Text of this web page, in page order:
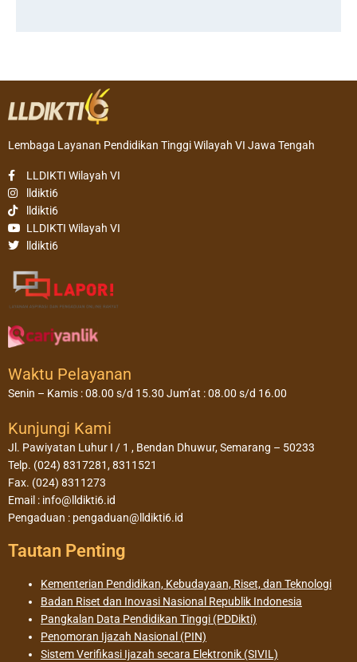
Lembaga Layanan Pendidikan Tinggi Wilayah VI Jawa Tengah
LLDIKTI Wilayah VI
lldikti6
lldikti6
LLDIKTI Wilayah VI
lldikti6
Waktu Pelayanan
Senin – Kamis : 08.00 s/d 15.30 Jum’at : 08.00 s/d 16.00
Kunjungi Kami
Jl. Pawiyatan Luhur I / 1 , Bendan Dhuwur, Semarang – 50233
Telp. (024) 8317281, 8311521
Fax. (024) 8311273
Email : info@lldikti6.id
Pengaduan : pengaduan@lldikti6.id
Tautan Penting
Kementerian Pendidikan, Kebudayaan, Riset, dan Teknologi
Badan Riset dan Inovasi Nasional Republik Indonesia
Pangkalan Data Pendidikan Tinggi (PDDikti)
Penomoran Ijazah Nasional (PIN)
Sistem Verifikasi Ijazah secara Elektronik (SIVIL)